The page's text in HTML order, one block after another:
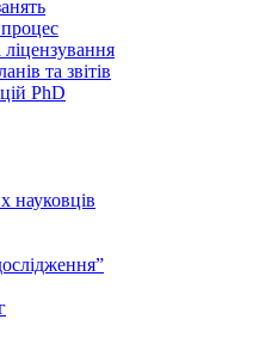
та звітів
PhD
науковців